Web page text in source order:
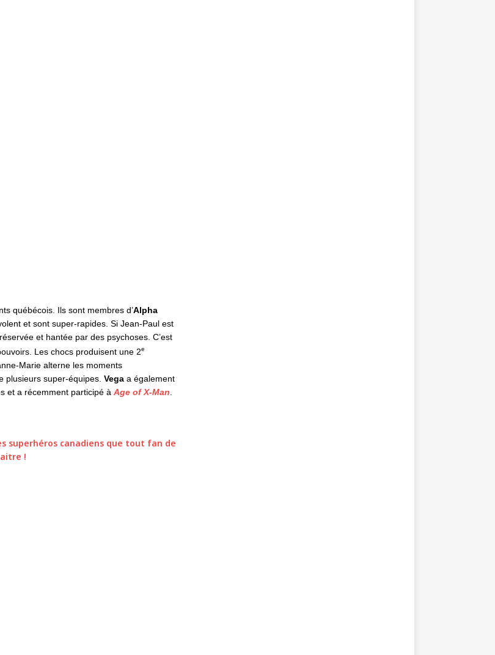
québécois. Ils sont membres d’Alpha
et sont super-rapides. Si Jean-Paul est
et hantée par des psychoses. C’est
Les chocs produisent une 2e
Marie alterne les moments
plusieurs super-équipes. Vega a également
et a récemment participé à Age of X-Man
superhéros canadiens que tout fan de
!